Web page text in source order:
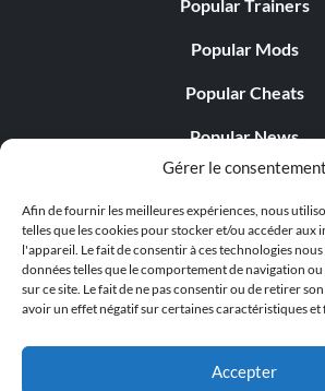
Gérer le consentement
Afin de fournir les meilleures expériences, nous
telles que les cookies pour stocker et/ou accéder aux
l'appareil. Le fait de consentir à ces technologies
données telles que le comportement de navigation
sur ce site. Le fait de ne pas consentir ou de retirer
avoir un effet négatif sur certaines caractéristiques et
Accepter
Popular Trainers
Popular Mods
Popular Cheats
Popular News
Popular Editorials
Popular Free Games
LATEST UPDATES